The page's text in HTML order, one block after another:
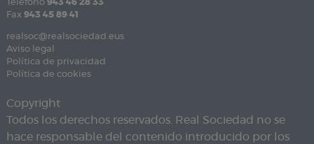
Teléfono 943 46 28 33
Fax 943 45 89 41
realsoc@realsociedad.eus
Aviso legal
Política de privacidad
Política de cookies
Copyright
Todos los derechos reservados. Real Sociedad no se
hace responsable del contenido introducido por los